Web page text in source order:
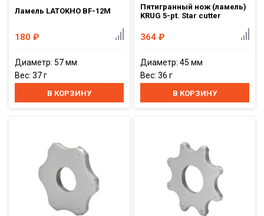
Ламель LATOKHO BF-12M
180 ₽
Диаметр: 57 мм
Вес: 37 г
В КОРЗИНУ
Пятигранный нож (ламель)
KRUG 5-pt. Star cutter
364₽
Диаметр: 45 мм
Вес: 36 г
В КОРЗИНУ